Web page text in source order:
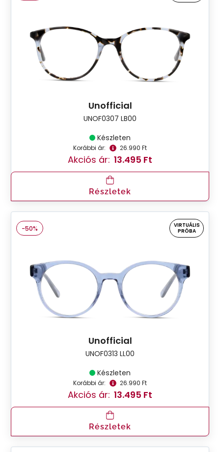
Unofficial
UNOF0307 LB00
Készleten
Korábbi ár: 26.990 Ft
Akciós ár: 13.495 Ft
Részletek
-50%
VIRTUÁLIS
PRÓBA
Unofficial
UNOF0313 LL00
Készleten
Korábbi ár: 26.990 Ft
Akciós ár: 13.495 Ft
Részletek